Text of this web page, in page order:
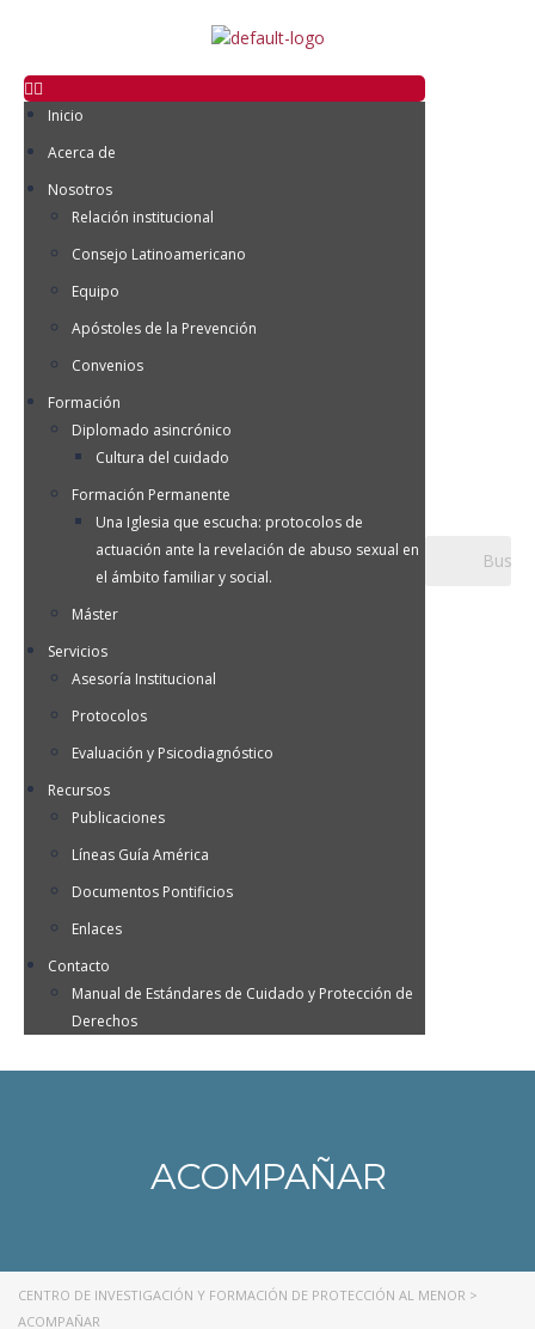
Inicio
Acerca de
Nosotros
Relación institucional
Consejo Latinoamericano
Equipo
Apóstoles de la Prevención
Convenios
Formación
Diplomado asincrónico
Cultura del cuidado
Formación Permanente
Una Iglesia que escucha: protocolos de
actuación ante la revelación de abuso sexual en
el ámbito familiar y social.
Máster
Servicios
Asesoría Institucional
Protocolos
Evaluación y Psicodiagnóstico
Recursos
Publicaciones
Líneas Guía América
Documentos Pontificios
Enlaces
Contacto
Manual de Estándares de Cuidado y Protección de
Derechos
ACOMPAÑAR
CENTRO DE INVESTIGACIÓN Y FORMACIÓN DE PROTECCIÓN AL MENOR >
ACOMPAÑAR